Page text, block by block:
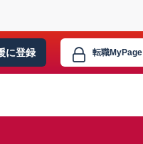
に登録 転職MyPage